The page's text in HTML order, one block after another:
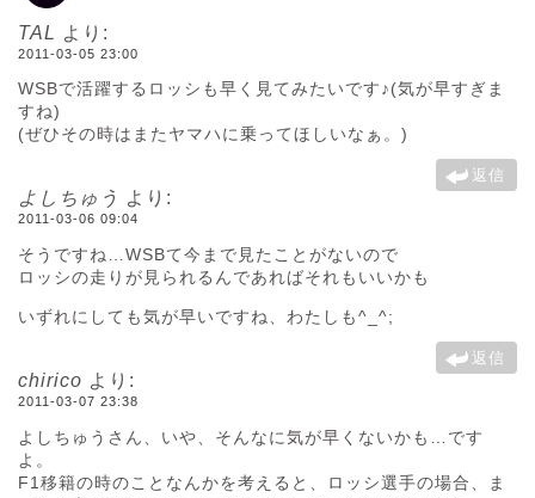
TAL より:
2011-03-05 23:00
WSBで活躍するロッシも早く見てみたいです♪(気が早すぎま
すね)
(ぜひその時はまたヤマハに乗ってほしいなぁ。)
返信
よしちゅう より:
2011-03-06 09:04
そうですね…WSBて今まで見たことがないので
ロッシの走りが見られるんであればそれもいいかも
いずれにしても気が早いですね、わたしも^_^;
返信
chirico より:
2011-03-07 23:38
よしちゅうさん、いや、そんなに気が早くないかも…です
よ。
F1移籍の時のことなんかを考えると、ロッシ選手の場合、ま